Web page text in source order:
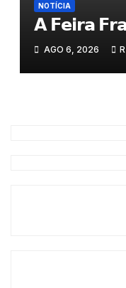
NOTÍCIA
𝗔 𝗙𝗲𝗶𝗿𝗮
AGO 6, 2026